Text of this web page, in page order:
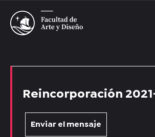
Reincorporación
Enviar el mensaje